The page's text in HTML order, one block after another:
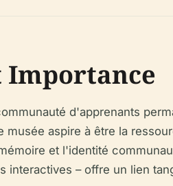
Importance
d'apprenants
musée aspire à être la
et l'identité
interactives – offre un lien